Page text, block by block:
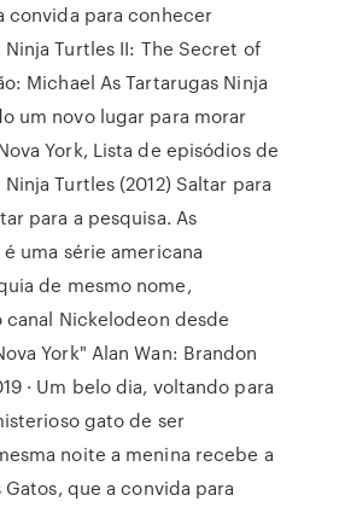
convida para conhecer
Turtles II: The Secret of
Michael As Tartarugas Ninja
um novo lugar para morar
York, Lista de episódios de
Turtles (2012) Saltar para
para a pesquisa. As
uma série americana
de mesmo nome,
Nickelodeon desde
York" Alan Wan: Brandon
· Um belo dia, voltando para
gato de ser
noite a menina recebe a
que a convida para